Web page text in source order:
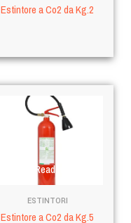
Estintore a Co2 da Kg.2
Read more
ESTINTORI
Estintore a Co2 da Kg.5